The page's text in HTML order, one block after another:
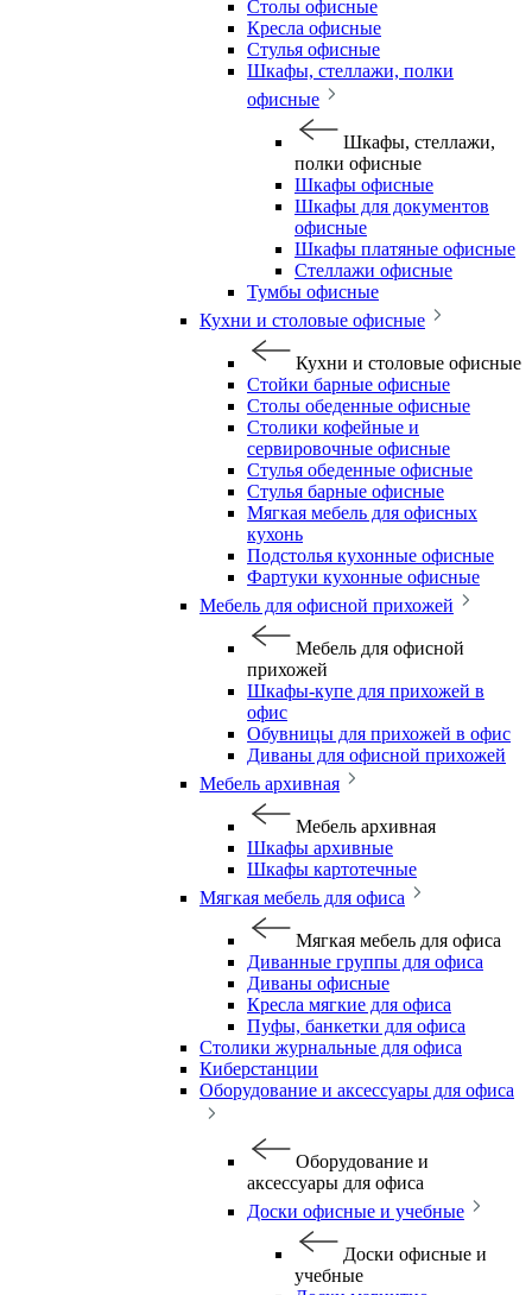
Столы офисные
Кресла офисные
Стулья офисные
Шкафы, стеллажи, полки
офисные
Шкафы, стеллажи,
полки офисные
Шкафы офисные
Шкафы для документов
офисные
Шкафы платяные офисные
Стеллажи офисные
Тумбы офисные
Кухни и столовые офисные
Кухни и столовые офисные
Стойки барные офисные
Столы обеденные офисные
Столики кофейные и
сервировочные офисные
Стулья обеденные офисные
Стулья барные офисные
Мягкая мебель для офисных
кухонь
Подстолья кухонные офисные
Фартуки кухонные офисные
Мебель для офисной прихожей
Мебель для офисной
прихожей
Шкафы-купе для прихожей в
офис
Обувницы для прихожей в офис
Диваны для офисной прихожей
Мебель архивная
Мебель архивная
Шкафы архивные
Шкафы картотечные
Мягкая мебель для офиса
Мягкая мебель для офиса
Диванные группы для офиса
Диваны офисные
Кресла мягкие для офиса
Пуфы, банкетки для офиса
Столики журнальные для офиса
Киберстанции
Оборудование и аксессуары для офиса
Оборудование и
аксессуары для офиса
Доски офисные и учебные
Доски офисные и
учебные